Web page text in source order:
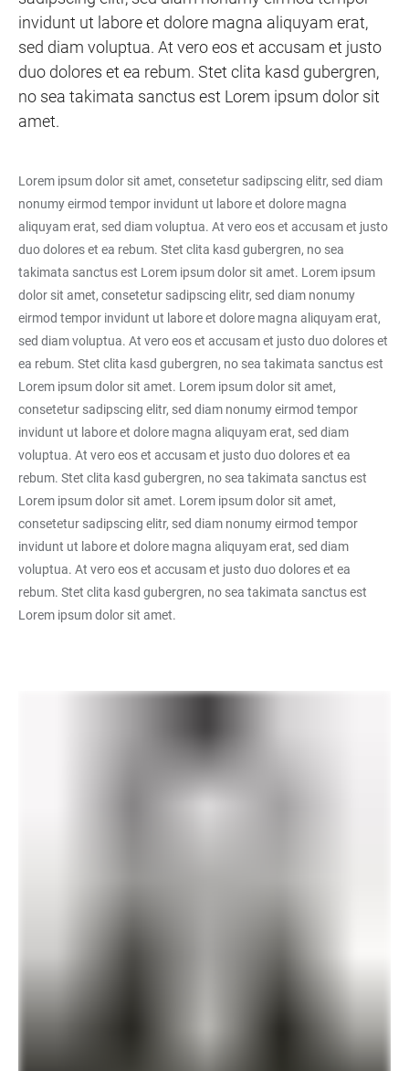
invidunt ut labore et dolore magna aliquyam erat,
sed diam voluptua. At vero eos et accusam et justo
duo dolores et ea rebum. Stet clita kasd gubergren,
no sea takimata sanctus est Lorem ipsum dolor sit
amet.
Lorem ipsum dolor sit amet, consetetur sadipscing elitr, sed diam
nonumy eirmod tempor invidunt ut labore et dolore magna
aliquyam erat, sed diam voluptua. At vero eos et accusam et justo
duo dolores et ea rebum. Stet clita kasd gubergren, no sea
takimata sanctus est Lorem ipsum dolor sit amet. Lorem ipsum
dolor sit amet, consetetur sadipscing elitr, sed diam nonumy
eirmod tempor invidunt ut labore et dolore magna aliquyam erat,
sed diam voluptua. At vero eos et accusam et justo duo dolores et
ea rebum. Stet clita kasd gubergren, no sea takimata sanctus est
Lorem ipsum dolor sit amet. Lorem ipsum dolor sit amet,
consetetur sadipscing elitr, sed diam nonumy eirmod tempor
invidunt ut labore et dolore magna aliquyam erat, sed diam
voluptua. At vero eos et accusam et justo duo dolores et ea
rebum. Stet clita kasd gubergren, no sea takimata sanctus est
Lorem ipsum dolor sit amet. Lorem ipsum dolor sit amet,
consetetur sadipscing elitr, sed diam nonumy eirmod tempor
invidunt ut labore et dolore magna aliquyam erat, sed diam
voluptua. At vero eos et accusam et justo duo dolores et ea
rebum. Stet clita kasd gubergren, no sea takimata sanctus est
Lorem ipsum dolor sit amet.